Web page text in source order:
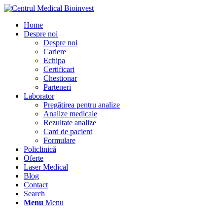
Home
Despre noi
Despre noi
Cariere
Echipa
Certificari
Chestionar
Parteneri
Laborator
Pregătirea pentru analize
Analize medicale
Rezultate analize
Card de pacient
Formulare
Policlinică
Oferte
Laser Medical
Blog
Contact
Search
Menu Menu